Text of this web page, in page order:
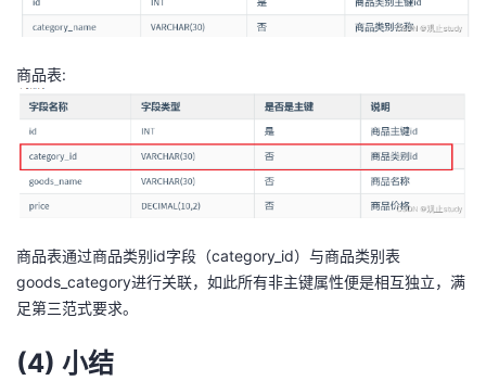
商品表:
商品表通过商品类别id字段（category_id）与商品类别表
goods_category进行关联，如此所有非主键属性便是相互独立，满
足第三范式要求。
(4) 小结